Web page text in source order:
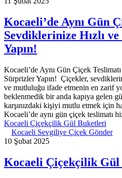
Kocaeli’de Aynı Gün
Sevdiklerinize Hızlı
Yapın!
Kocaeli’de Aynı Gün Çiçek
Sürprizler Yapın! Çiçekler,
ve mutluluğu ifade etmenin en zarif
beklenmedik bir anda kapıya gelen
karşınızdaki kişiyi mutlu etmek için
Kocaeli’de aynı gün çiçek teslimatı
Kocaeli Çiçekçilik Gül Buketleri
Kocaeli Sevgiliye Çiçek Gönder
10 Şubat 2025
Kocaeli Çiçekçilik